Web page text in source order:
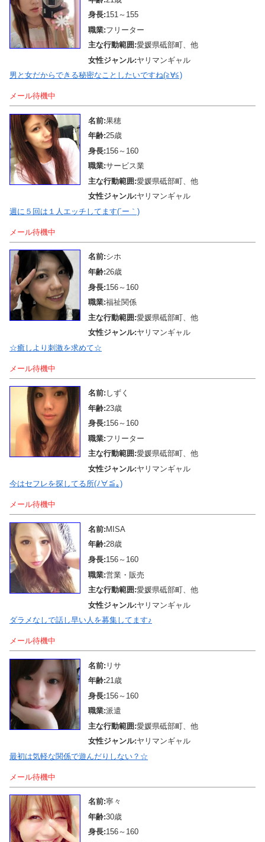
身長:151～155
職業:フリーター
主な行動範囲:愛媛県砥部町、他
女性ジャンル:ヤリマンギャル
男と女だからできる秘密なことしたいですね(≧∀≦)
メール待機中
名前:果穂
年齢:25歳
身長:156～160
職業:サービス業
主な行動範囲:愛媛県砥部町、他
女性ジャンル:ヤリマンギャル
週に５回は１人エッチしてます(´ー｀)
メール待機中
名前:シホ
年齢:26歳
身長:156～160
職業:福祉関係
主な行動範囲:愛媛県砥部町、他
女性ジャンル:ヤリマンギャル
☆癒しより刺激を求めて☆
メール待機中
名前: しずく
年齢:23歳
身長:156～160
職業:フリーター
主な行動範囲:愛媛県砥部町、他
女性ジャンル:ヤリマンギャル
今はセフレを探してる所(ﾉ∀≦｡)
メール待機中
名前: MISA
年齢:28歳
身長:156～160
職業:営業・販売
主な行動範囲:愛媛県砥部町、他
女性ジャンル:ヤリマンギャル
ダラメなしで話し早い人を募集してます♪
メール待機中
名前: リサ
年齢:21歳
身長:156～160
職業:派遣
主な行動範囲:愛媛県砥部町、他
女性ジャンル:ヤリマンギャル
最初は気軽な関係で遊んだりしない？☆
メール待機中
名前:寧々
年齢:30歳
身長:156～160